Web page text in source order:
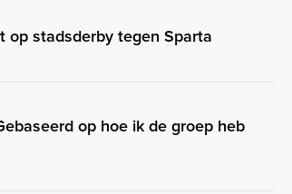
op stadsderby tegen Sparta
op hoe ik de groep heb